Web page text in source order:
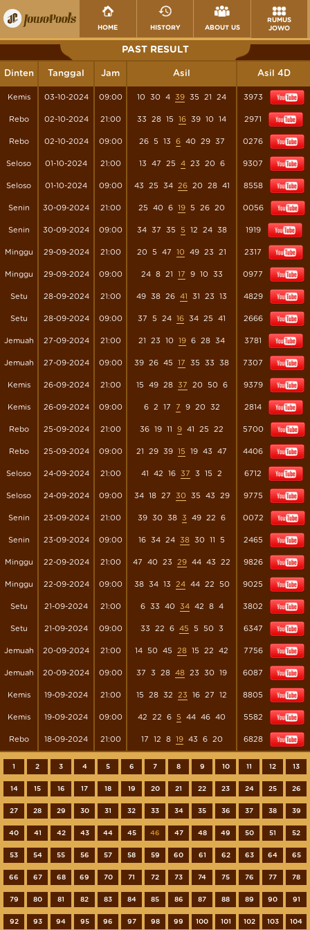
HOME HISTORY ABOUT US
RUMUS
JOWO
PAST RESULT
Dinten Tanggal Jam Asil Asil 4D
Kemis 03-10-2024 09:00 10 30 4 39 35 21 24 3973
Rebo 02-10-2024 21:00 33 28 15 16 39 10 14 2971
Rebo 02-10-2024 09:00 26 5 13 6 40 29 37 0276
Seloso 01-10-2024 21:00 13 47 25 4 23 20 6 9307
Seloso 01-10-2024 09:00 43 25 34 26 20 28 41 8558
Senin 30-09-2024 21:00 25 40 6 19 5 26 20 0056
Senin 30-09-2024 09:00 34 37 35 5 12 24 38 1919
Minggu 29-09-2024 21:00 20 5 47 10 49 23 21 2317
Minggu 29-09-2024 09:00 24 8 21 17 9 10 33 0977
Setu 28-09-2024 21:00 49 38 26 41 31 23 13 4829
Setu 28-09-2024 09:00 37 5 24 16 34 25 41 2666
Jemuah 27-09-2024 21:00 21 23 10 19 6 28 34 3781
Jemuah 27-09-2024 09:00 39 26 45 17 35 33 38 7307
Kemis 26-09-2024 21:00 15 49 28 37 20 50 6 9379
Kemis 26-09-2024 09:00 6 2 17 7 9 20 32 2814
Rebo 25-09-2024 21:00 36 19 11 9 41 25 22 5700
Rebo 25-09-2024 09:00 21 29 39 15 19 43 47 4406
Seloso 24-09-2024 21:00 41 42 16 37 3 15 2 6712
Seloso 24-09-2024 09:00 34 18 27 30 35 43 29 9775
Senin 23-09-2024 21:00 39 30 38 3 49 22 6 0072
Senin 23-09-2024 09:00 16 34 24 38 30 11 5 2465
Minggu 22-09-2024 21:00 47 40 23 29 44 43 22 9826
Minggu 22-09-2024 09:00 38 34 13 24 44 22 50 9025
Setu 21-09-2024 21:00 6 33 40 34 42 8 4 3802
Setu 21-09-2024 09:00 33 22 6 45 5 50 3 6347
Jemuah 20-09-2024 21:00 14 50 45 28 15 22 42 7756
Jemuah 20-09-2024 09:00 37 3 28 48 23 30 19 6087
Kemis 19-09-2024 21:00 15 28 32 23 16 27 12 8805
Kemis 19-09-2024 09:00 42 22 6 5 44 46 40 5582
Rebo 18-09-2024 21:00 17 12 8 19 43 6 20 6828
1 2 3 4 5 6 7 8 9 10 11 12 13
14 15 16 17 18 19 20 21 22 23 24 25 26
27 28 29 30 31 32 33 34 35 36 37 38 39
40 41 42 43 44 45 46 47 48 49 50 51 52
53 54 55 56 57 58 59 60 61 62 63 64 65
66 67 68 69 70 71 72 73 74 75 76 77 78
79 80 81 82 83 84 85 86 87 88 89 90 91
92 93 94 95 96 97 98 99 100 101 102 103 104